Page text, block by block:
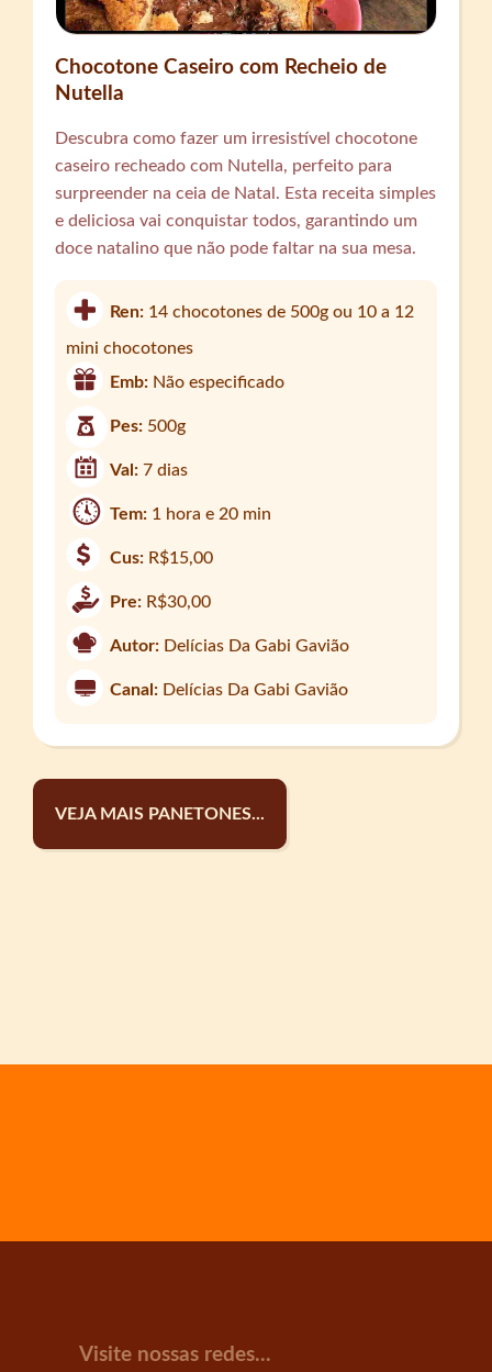
Chocotone Caseiro com Recheio de
Nutella
Descubra como fazer um irresistível chocotone
caseiro recheado com Nutella, perfeito para
surpreender na ceia de Natal. Esta receita simples
e deliciosa vai conquistar todos, garantindo um
doce natalino que não pode faltar na sua mesa.
Ren: 14 chocotones de 500g ou 10 a 12
mini chocotones
Emb: Não especificado
Pes: 500g
Val:7 dias
Tem: 1 hora e 20 min
Cus: R$15,00
Pre: R$30,00
Autor: Delícias Da Gabi Gavião
Canal: Delícias Da Gabi Gavião
VEJA MAIS PANETONES...
Visite nossas redes...